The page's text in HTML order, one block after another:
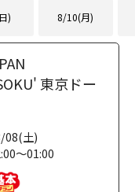
) 8/10(月)
東京ドー
08(土)
～01:00